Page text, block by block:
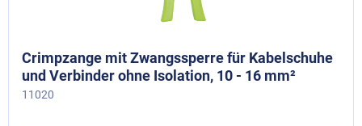
Crimpzange mit Zwangssperre für Kabelschuhe
und Verbinder ohne Isolation, 10 - 16 mm²
11020